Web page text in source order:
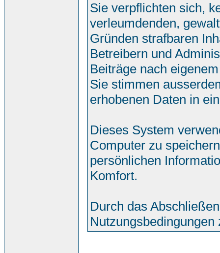
Sie verpflichten sich,
verleumdenden,
Gründen strafbaren
Betreibern und
Beiträge nach
Sie stimmen
erhobenen Daten in
Dieses System
Computer zu
persönlichen
Komfort.
Durch das
Nutzungsbedingungen